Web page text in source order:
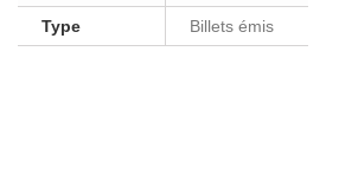
Type Billets émis